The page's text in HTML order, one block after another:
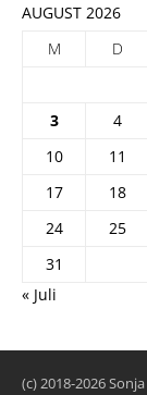
AUGUST 2026
M
D
3
4
10
11
17
18
24
25
31
« Juli
(c) 2018-2026